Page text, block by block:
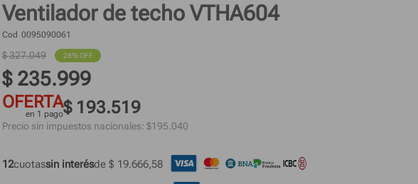
Ventilador de techo VTHA604
Cod 0095090061
$327.049 28% OFF
$ 235.999
OFERTA
en 1 pago$ 193.519
Precio sin impuestos nacionales: $195.040
12cuotassin interésde $ 19.666,58